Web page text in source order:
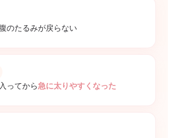
のたるみが戻らない
ってから急に太りやすくなった